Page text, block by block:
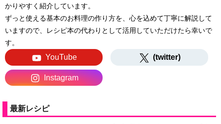
かりやすく紹介しています。
ずっと使える基本のお料理の作り方を、心を込めて丁寧に解説して
いますので、レシピ本の代わりとして活用していただけたら幸いで
す。
YouTube (twitter)
Instagram
最新レシピ